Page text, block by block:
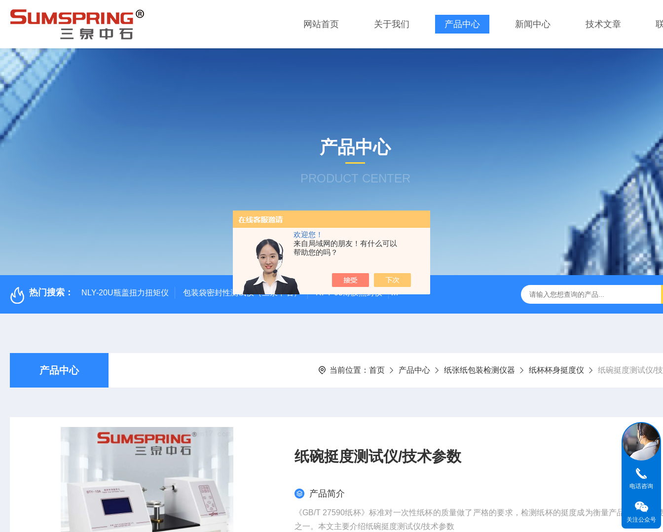
欢迎您！
来自局域网的朋友！有什么可以
帮助您的吗？
网站首页 关于我们 产品中心 新闻中心 技术文章
产品中心
PRODUCT CENTER
热门搜索： NLY-20U瓶盖扭力扭矩仪 包装袋密封性测试仪（三泉中石） RFY-05薄膜热封仪 安瓿瓶折断力测试仪YBB00332002 金属箔片摆锤冲击测定仪
产品中心 当前位置： 首页 产品中心 纸张纸包装检测仪器 纸杯杯身挺度仪 纸碗挺度测试仪/
纸碗挺度测试仪/技术参数
产品简介
《GB/T 27590纸杯》标准对一次性纸杯的质量做了严格的要求，检测纸杯的挺度成为衡量产品质量的重
之一。本文主要介绍纸碗挺度测试仪/技术参数
电话咨询
关注公众号